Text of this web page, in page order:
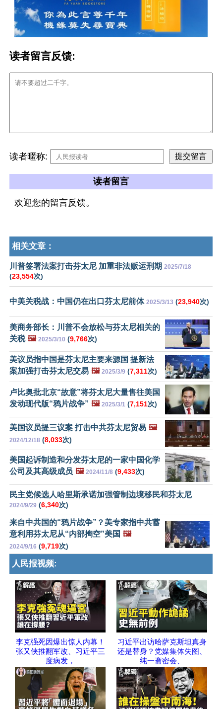
读者留言反馈:
读者暱称:
读者留言
欢迎您的留言反馈。
相关文章：
川普签署法案打击芬太尼 加重非法贩运刑期 2025/7/18
(23,554次)
中美关税战：中国仍在出口芬太尼前体 2025/3/13 (23,940次)
美商务部长：川普不会放松与芬太尼相关的
关税 🖼️ 2025/3/10 (9,766次)
美议员指中国是芬太尼主要来源国 提新法
案加强打击芬太尼交易 🖼️ 2025/3/9 (7,311次)
卢比奥批北京“故意”将芬太尼大量售往美国
发动现代版“鸦片战争” 🖼️ 2025/3/1 (7,151次)
美国议员提三议案 打击中共芬太尼贸易 🖼️
2024/12/18 (8,033次)
美国起诉制造和分发芬太尼的一家中国化学
公司及其高级成员 🖼️ 2024/11/8 (9,433次)
民主党候选人哈里斯承诺加强管制边境移民和芬太尼
2024/9/29 (6,340次)
来自中共国的“鸦片战争”？美专家指中共蓄
意利用芬太尼从“内部掏空”美国 🖼️
2024/9/16 (9,719次)
人民报视频:
李克强死因爆出惊人内幕！
张又侠推翻军改、习近平三
度病发，
习近平出访哈萨克斯坦真身
还是替身？党媒集体失图、
纯一斋密会、